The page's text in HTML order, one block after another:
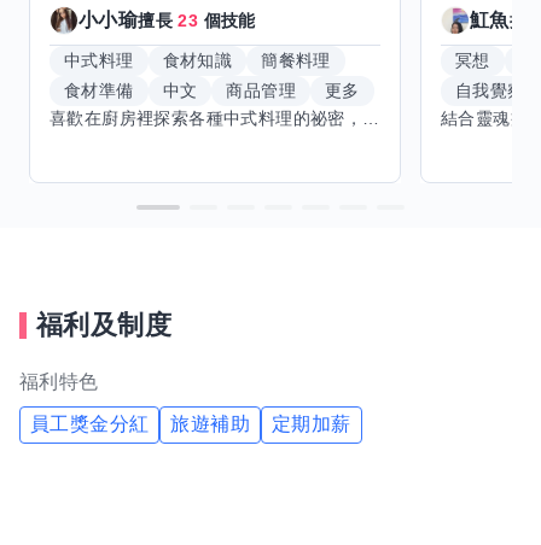
小小瑜擅長23 個技能
中式料理 食材知識
簡餐料理
食材準備
中文 商品管理
更多
魟魚擅
冥想
自我覺察
福利及制度
福利特色
員工獎金分紅 旅遊補助 定期加薪